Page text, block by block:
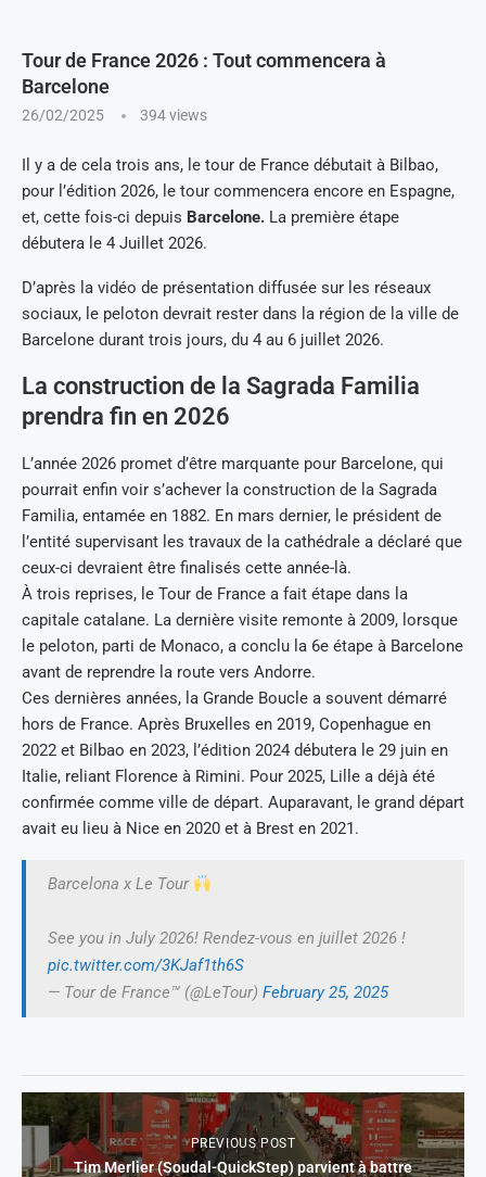
Tour de France 2026 : Tout commencera à
Barcelone
26/02/2025 394views
Il y a de cela trois ans, le tour de France débutait à Bilbao,
pour l’édition 2026, le tour commencera encore en Espagne,
et, cette fois-ci depuis Barcelone. La première étape
débutera le 4 Juillet 2026.
D’après la vidéo de présentation diffusée sur les réseaux
sociaux, le peloton devrait rester dans la région de la ville de
Barcelone durant trois jours, du 4 au 6 juillet 2026.
La construction de la Sagrada Familia
prendra fin en 2026
L’année 2026 promet d’être marquante pour Barcelone, qui
pourrait enfin voir s’achever la construction de la Sagrada
Familia, entamée en 1882. En mars dernier, le président de
l’entité supervisant les travaux de la cathédrale a déclaré que
ceux-ci devraient être finalisés cette année-là.
À trois reprises, le Tour de France a fait étape dans la
capitale catalane. La dernière visite remonte à 2009, lorsque
le peloton, parti de Monaco, a conclu la 6e étape à Barcelone
avant de reprendre la route vers Andorre.
Ces dernières années, la Grande Boucle a souvent démarré
hors de France. Après Bruxelles en 2019, Copenhague en
2022 et Bilbao en 2023, l’édition 2024 débutera le 29 juin en
Italie, reliant Florence à Rimini. Pour 2025, Lille a déjà été
confirmée comme ville de départ. Auparavant, le grand départ
avait eu lieu à Nice en 2020 et à Brest en 2021.
Barcelona x Le Tour
See you in July 2026! Rendez-vous en juillet 2026 !
pic.twitter.com/3KJaf1th6S
— Tour de France™ (@LeTour) February 25, 2025
PREVIOUS POST
Tim Merlier (Soudal-QuickStep) parvient à battre